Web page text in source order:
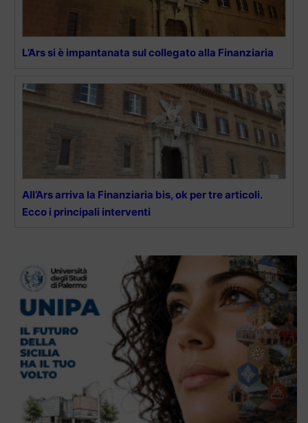
L’Ars si è impantanata sul collegato alla Finanziaria
All’Ars arriva la Finanziaria bis, ok per tre articoli.
Ecco i principali interventi